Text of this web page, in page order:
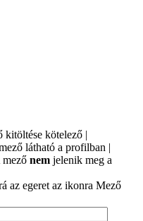
kitöltése kötelező |
látható a profilban |
nem jelenik meg a
Mező